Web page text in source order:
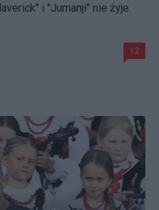
i "Jumanji" nie żyje.
12